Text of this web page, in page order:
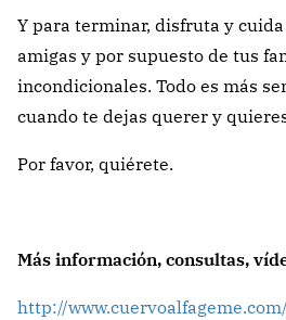
Y para terminar, disfruta y
amigas y por supuesto de tus
incondicionales. Todo es más
cuando te dejas querer y
Por favor, quiérete.
Más información, consultas,
http://www.cuervoalfageme.com/